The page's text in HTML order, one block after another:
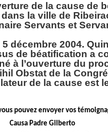
de la cause de
la ville de
Servants et
décembre 2004.
de béatification a
à l’ouverture du
Obstat de la
de la cause est
pouvez envoyer vos
Causa Padre Gilberto